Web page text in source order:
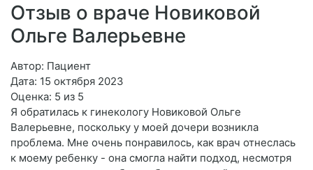
Отзыв о враче Новиковой
Ольге Валерьевне
Автор: Пациент
Дата: 15 октября 2023
Оценка: 5 из 5
Я обратилась к гинекологу Новиковой Ольге
Валерьевне, поскольку у моей дочери возникла
проблема. Мне очень понравилось, как врач отнеслась
к моему ребенку - она смогла найти подход, несмотря